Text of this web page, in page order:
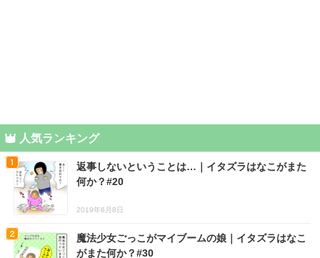
人気ランキング
返事しないということは…｜イタズラはなこがまた
何か？#20
2019年6月8日
魔法少女ごっこがマイブームの娘｜イタズラはなこ
がまた何か？#30